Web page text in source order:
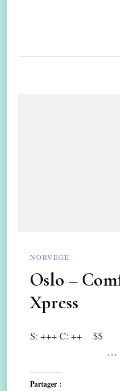
NORVÈGE
Oslo –
Xpress
S: +++
…
Partager :